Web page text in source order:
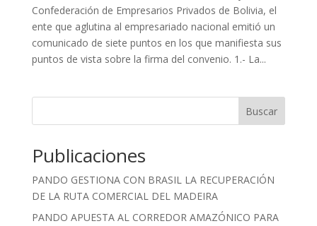
Confederación de Empresarios Privados de Bolivia, el
ente que aglutina al empresariado nacional emitió un
comunicado de siete puntos en los que manifiesta sus
puntos de vista sobre la firma del convenio. 1.- La...
Buscar
Publicaciones
PANDO GESTIONA CON BRASIL LA RECUPERACIÓN
DE LA RUTA COMERCIAL DEL MADEIRA
PANDO APUESTA AL CORREDOR AMAZÓNICO PARA